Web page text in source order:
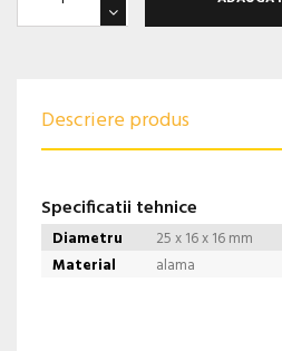
Descriere produs
Specificatii tehnice
Diametru
25 x 16 x 16 mm
Material
alama